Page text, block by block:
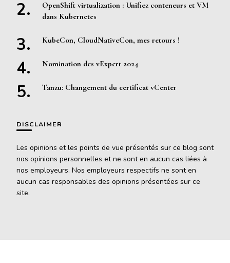
OpenShift virtualization : Unifiez conteneurs et VM
dans Kubernetes
KubeCon, CloudNativeCon, mes retours !
Nomination des vExpert 2024
Tanzu: Changement du certificat vCenter
DISCLAIMER
Les opinions et les points de vue présentés sur ce blog sont
nos opinions personnelles et ne sont en aucun cas liées à
nos employeurs. Nos employeurs respectifs ne sont en
aucun cas responsables des opinions présentées sur ce
site.